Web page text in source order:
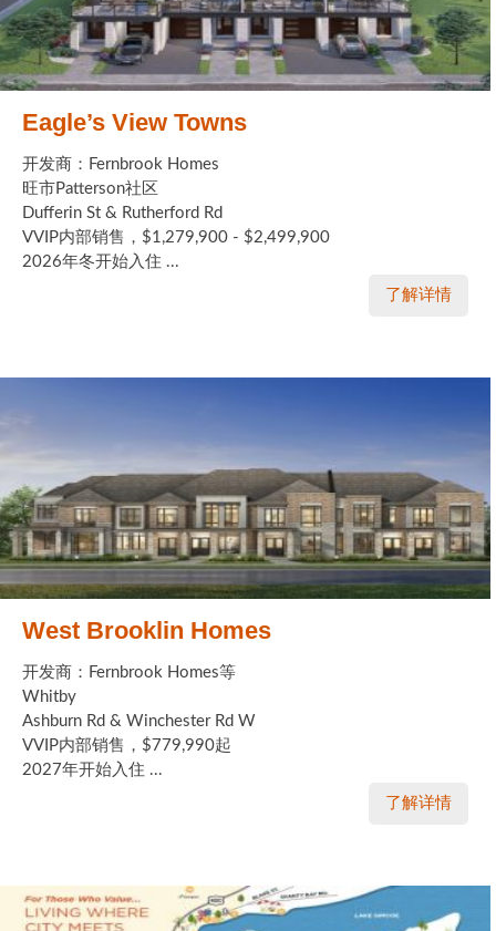
旺市楼花项目
万锦楼花项目
新居民
新移民指南
留学生指南
大多伦多教育网站
加拿大银行贷款机构
大多伦多交通网络
常用查询工具
走近加拿大
为什么移民加拿大
加拿大的历史文化
安大略省免费医疗保险
Eagle’s View Towns
开发商：Fernbrook Homes
旺市Patterson社区
Dufferin St & Rutherford Rd
VVIP内部销售，$1,279,900 - $2,499,900
2026年冬开始入住 ...
了解详情
West Brooklin Homes
开发商：Fernbrook Homes等
Whitby
Ashburn Rd & Winchester Rd W
VVIP内部销售，$779,990起
2027年开始入住 ...
了解详情